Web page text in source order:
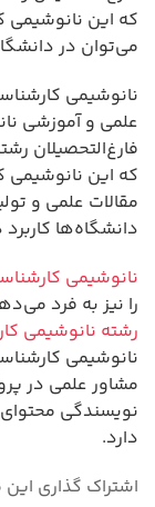
که این نانوشیمی
می‌توان در
نانوشیمی
علمی و آموزشی
فارغ‌التحصیلان
که این نانوشیمی
مقالات علمی و
دانشگاه‌ها کاربرد
نانوشیمی
را نیز به فرد
رشته نانوشیمی
نانوشیمی
مشاور علمی در
نویسندگی
دارد.
اشتراک گذاری